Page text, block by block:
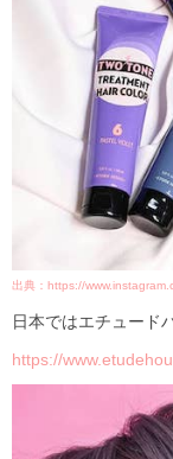
出典：https://
日本ではエチュード
https://